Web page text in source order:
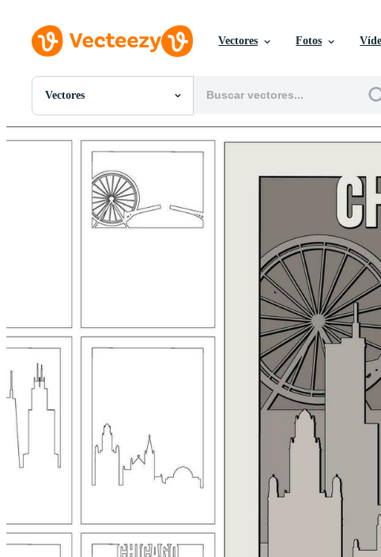
Vectores Fotos
Vectores
Todas Imágenes
PNGs
Plantillas
Vectores
Videos